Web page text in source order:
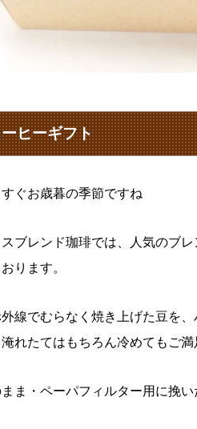
ヒーギフト
すぐお歳暮の季節ですね
ブレンド珈琲では、人気のブ
ります。
線でむらなく焼き上げた豆を
れたてはもちろん冷めてもご
ま・ペーパフィルター用に挽